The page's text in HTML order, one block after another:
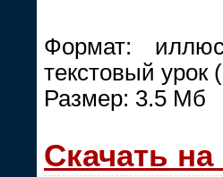
Формат:
текстовый урок
Размер: 3.5 Мб
Скачать